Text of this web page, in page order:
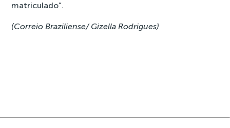
matriculado”.
(Correio Braziliense/ Gizella Rodrigues)